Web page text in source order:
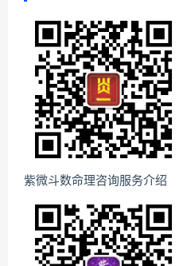
紫微斗数命理咨询服务介绍